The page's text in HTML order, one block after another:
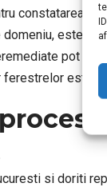
constatarea
este
pot
este
si doriti